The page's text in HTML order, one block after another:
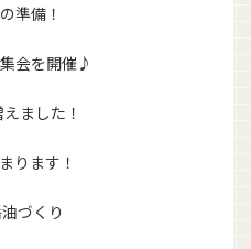
準備！
会を開催♪
ました！
ります！
づくり